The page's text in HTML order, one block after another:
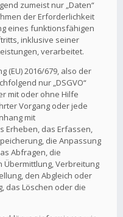
zumeist nur „Daten“
der Erforderlichkeit
eines funktionsfähigen
inklusive seiner
verarbeitet.
(EU) 2016/679, also der
nur „DSGVO“
mit oder ohne Hilfe
Vorgang oder jede
mit
Erheben, das Erfassen,
die Anpassung
Abfragen, die
Übermittlung, Verbreitung
den Abgleich oder
das Löschen oder die